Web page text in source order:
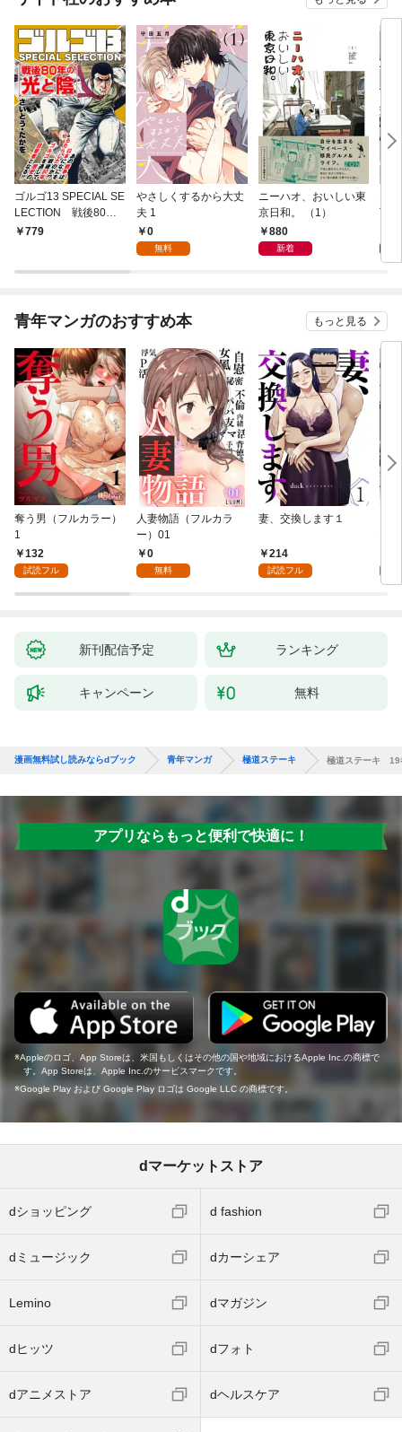
ゴルゴ13 SPECIAL SE
LECTION 戦後80年
の光と陰
779
やさしくするから大丈
夫 1
0
無料
ニーハオ、おいしい東
京日和。 （1）
880
新着
TY
青年マンガのおすすめ本 もっと見る
奪う男（フルカラー）
1
132
試読フル
人妻物語（フルカラ
ー）01
0
無料
妻、交換します１
214
試読フル
な
新刊配信予定 ランキング
キャンペーン 無料
漫画無料試し読みならdブック 青年マンガ 極道ステーキ 極道ステーキ 19
アプリならもっと便利で快適に！
Appleのロゴ、App Storeは、米国もしくはその他の国や地域におけるApple Inc.の商標で
す。App Storeは、Apple Inc.のサービスマークです。
Google Play および Google Play ロゴは Google LLC の商標です。
dマーケットストア
dショッピング d fashion
dミュージック dカーシェア
Lemino dマガジン
dヒッツ dフォト
dアニメストア dヘルスケア